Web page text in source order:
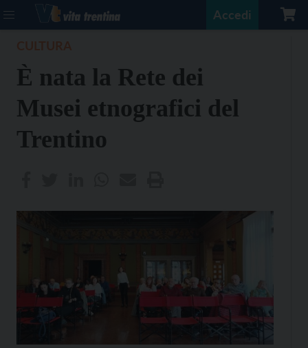
Accedi
È nata la Rete dei
Musei etnografici del
Trentino